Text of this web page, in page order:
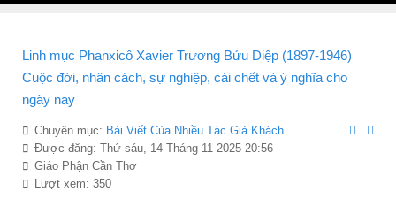
Linh mục Phanxicô Xavier Trương Bửu Diệp (1897-1946)
Cuộc đời, nhân cách, sự nghiệp, cái chết và ý nghĩa cho
ngày nay
Chuyên mục: Bài Viết Của Nhiều Tác Giả Khách
Được đăng: Thứ sáu, 14 Tháng 11 2025 20:56
Giáo Phận Cần Thơ
Lượt xem: 350